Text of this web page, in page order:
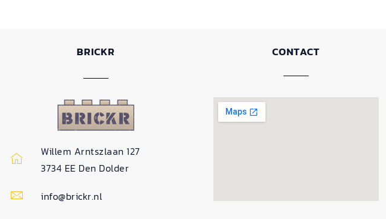
BRICKR
Willem Arntszlaan 127
3734 EE Den Dolder
info@brickr.nl
CONTACT